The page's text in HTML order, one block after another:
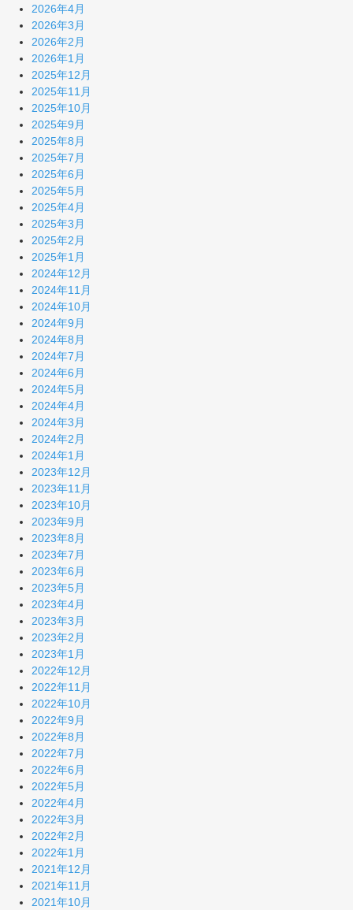
2026年4月
2026年3月
2026年2月
2026年1月
2025年12月
2025年11月
2025年10月
2025年9月
2025年8月
2025年7月
2025年6月
2025年5月
2025年4月
2025年3月
2025年2月
2025年1月
2024年12月
2024年11月
2024年10月
2024年9月
2024年8月
2024年7月
2024年6月
2024年5月
2024年4月
2024年3月
2024年2月
2024年1月
2023年12月
2023年11月
2023年10月
2023年9月
2023年8月
2023年7月
2023年6月
2023年5月
2023年4月
2023年3月
2023年2月
2023年1月
2022年12月
2022年11月
2022年10月
2022年9月
2022年8月
2022年7月
2022年6月
2022年5月
2022年4月
2022年3月
2022年2月
2022年1月
2021年12月
2021年11月
2021年10月